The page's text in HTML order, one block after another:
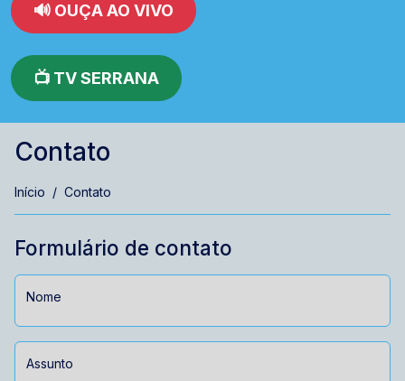
🔊 OUÇA AO VIVO
📺 TV SERRANA
Contato
Início Contato
Formulário de contato
Nome
Assunto